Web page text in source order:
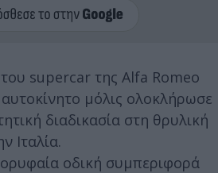
του supercar της Alfa Romeo
αυτοκίνητο μόλις ολοκλήρωσε
διαδικασία στη θρυλική
Ιταλία.
οδική συμπεριφορά